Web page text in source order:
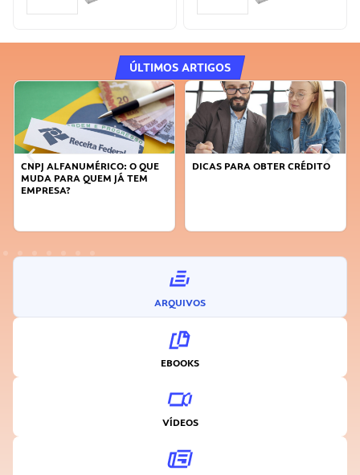
ÚLTIMOS ARTIGOS
DICAS PARA OBTER CRÉDITO
FAÇA A DIFERENÇA: SEJA
ARQUIVOS
EBOOKS
VÍDEOS